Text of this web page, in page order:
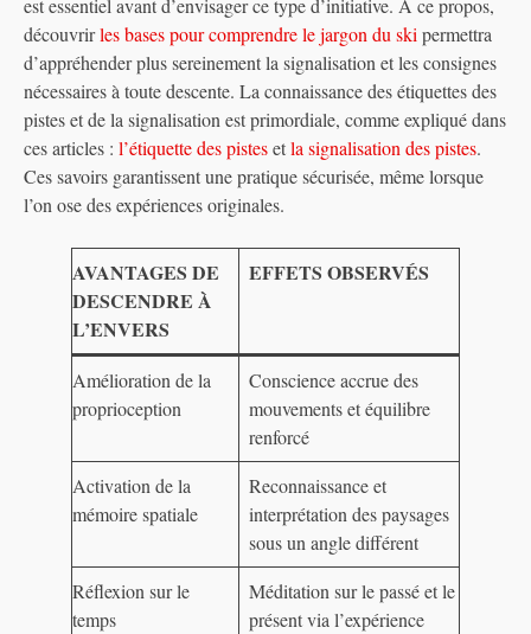
est essentiel avant d’envisager ce type d’initiative. À ce propos,
découvrirles bases pour comprendre le jargon du skipermettra
d’appréhender plus sereinement la signalisation et les consignes
nécessaires à toute descente. La connaissance des étiquettes des
pistes et de la signalisation est primordiale, comme expliqué dans
ces articles : l’étiquette des pistesetla signalisation des pistes.
Ces savoirs garantissent une pratique sécurisée, même lorsque
l’on ose des expériences originales.
AVANTAGES DE
DESCENDRE À
L’ENVERS
EFFETS OBSERVÉS
Amélioration de la
proprioception
Conscience accrue des
mouvements et équilibre
renforcé
Activation de la
mémoire spatiale
Reconnaissance et
interprétation des paysages
sous un angle différent
Réflexion sur le
temps
Méditation sur le passé et le
présent via l’expérience